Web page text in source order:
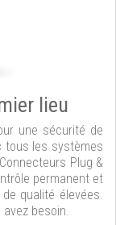
lieu
une sécurité de
tous les systèmes
Plug &
permanent et
qualité élevées.
besoin.